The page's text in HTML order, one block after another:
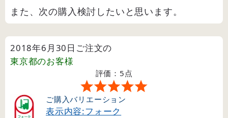
また、次の購入検討したいと思います。
2018年6月30日ご注文の
東京都のお客様
評価：5点
ご購入バリエーション
表示内容:フォーク